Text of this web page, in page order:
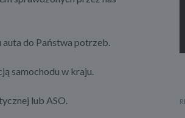
auta do Państwa potrzeb.
samochodu w kraju.
lub ASO.